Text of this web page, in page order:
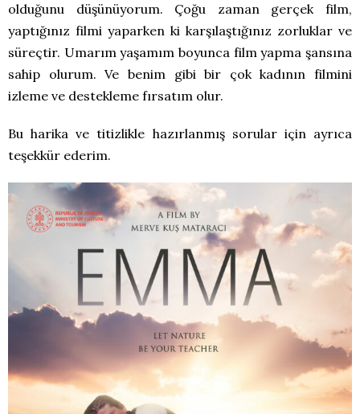
olduğunu düşünüyorum. Çoğu zaman gerçek film,
yaptığınız filmi yaparken ki karşılaştığınız zorluklar ve
süreçtir. Umarım yaşamım boyunca film yapma şansına
sahip olurum. Ve benim gibi bir çok kadının filmini
izleme ve destekleme fırsatım olur.
Bu harika ve titizlikle hazırlanmış sorular için ayrıca
teşekkür ederim.